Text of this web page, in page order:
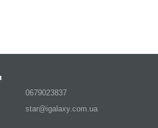
0679023837
star@igalaxy.com.ua